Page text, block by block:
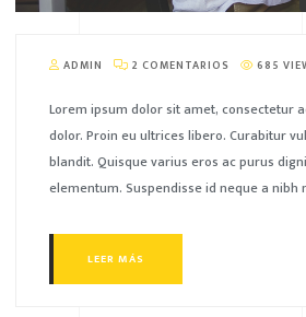
ADMIN 2 COMENTARIOS 685
Lorem ipsum dolor sit amet, consectetur
dolor. Proin eu ultrices libero. Curabitur
blandit. Quisque varius eros ac purus
elementum. Suspendisse id neque a nibh
LEER MÁS